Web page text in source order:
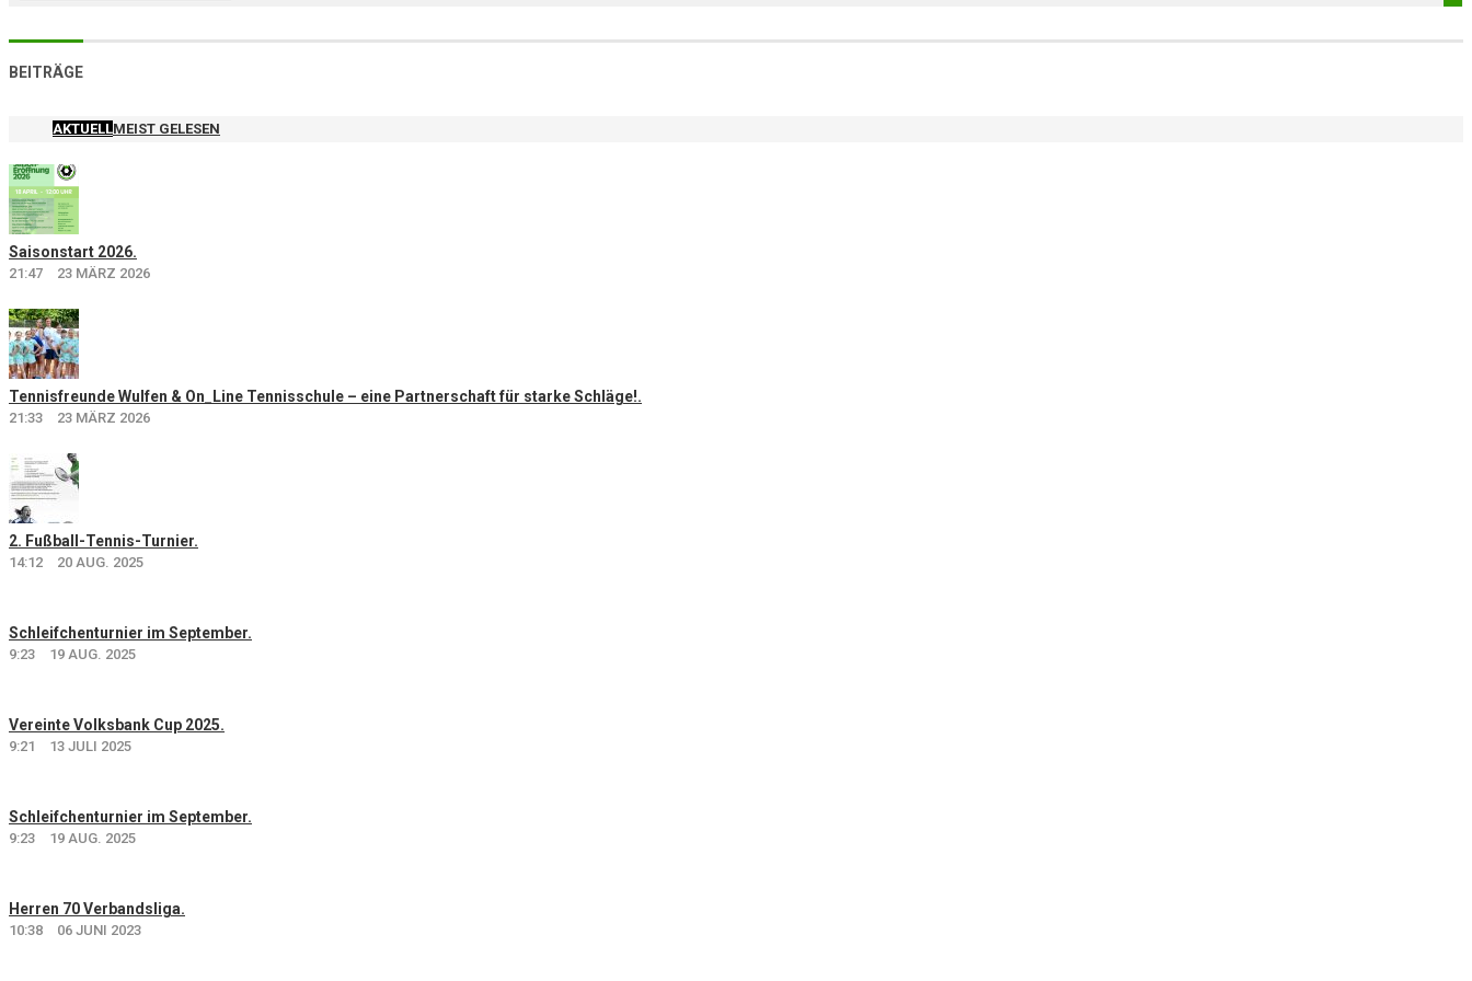
BEITRÄGE
AKTUELLMEIST GELESEN
Saisonstart 2026.
21:47 23 MÄRZ 2026
Tennisfreunde Wulfen & On_Line Tennisschule – eine Partnerschaft für starke Schläge!.
21:33 23 MÄRZ 2026
2. Fußball-Tennis-Turnier.
14:12 20 AUG. 2025
Schleifchenturnier im September.
9:23 19 AUG. 2025
Vereinte Volksbank Cup 2025.
9:21 13 JULI 2025
Schleifchenturnier im September.
9:23 19 AUG. 2025
Herren 70 Verbandsliga.
10:38 06 JUNI 2023